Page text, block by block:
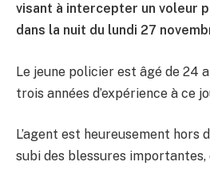
visant à intercepter un voleur
dans la nuit du lundi 27
Le jeune policier est âgé de 24
trois années d’expérience à ce
L’agent est heureusement hors
subi des blessures importantes,